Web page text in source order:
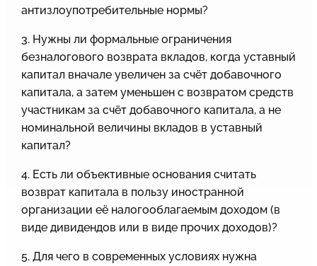
антизлоупотребительные нормы?
3. Нужны ли формальные ограничения
безналогового возврата вкладов, когда уставный
капитал вначале увеличен за счёт добавочного
капитала, а затем уменьшен с возвратом средств
участникам за счёт добавочного капитала, а не
номинальной величины вкладов в уставный
капитал?
4. Есть ли объективные основания считать
возврат капитала в пользу иностранной
организации её налогооблагаемым доходом (в
виде дивидендов или в виде прочих доходов)?
5. Для чего в современных условиях нужна